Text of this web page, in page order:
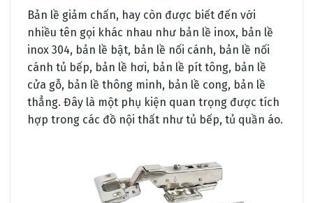
Bản lề giảm chấn, hay còn được biết đến với
nhiều tên gọi khác nhau như bản lề inox, bản lề
inox 304, bản lề bật, bản lề nối cánh, bản lề nối
cánh tủ bếp, bản lề hơi, bản lề pít tông, bản lề
cửa gỗ, bản lề thông minh, bản lề cong, bản lề
thẳng. Đây là một phụ kiện quan trọng được tích
hợp trong các đồ nội thất như tủ bếp, tủ quần áo.